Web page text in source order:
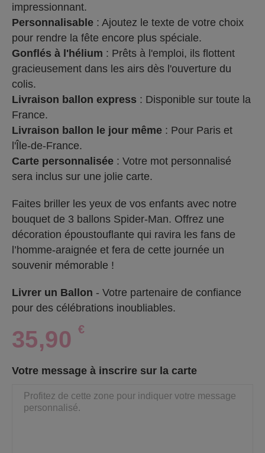
impressionnant.
Personnalisable : Ajoutez le texte de votre choix
pour rendre la fête encore plus spéciale.
Gonflés à l'hélium : Prêts à l'emploi, ils flottent
gracieusement dans les airs dès l'ouverture du
colis.
Livraison ballon express : Disponible sur toute la
France.
Livraison ballon le jour même : Pour Paris et
l'Île-de-France.
Carte personnalisée : Votre mot personnalisé
sera inclus sur une jolie carte.
Faites briller les yeux de vos enfants avec notre
bouquet de 3 ballons Spider-Man. Offrez une
décoration époustouflante qui ravira les fans de
l’homme-araignée et fera de cette journée un
souvenir mémorable !
Livrer un Ballon - Votre partenaire de confiance
pour des célébrations inoubliables.
35,90 €
Votre message à inscrire sur la carte